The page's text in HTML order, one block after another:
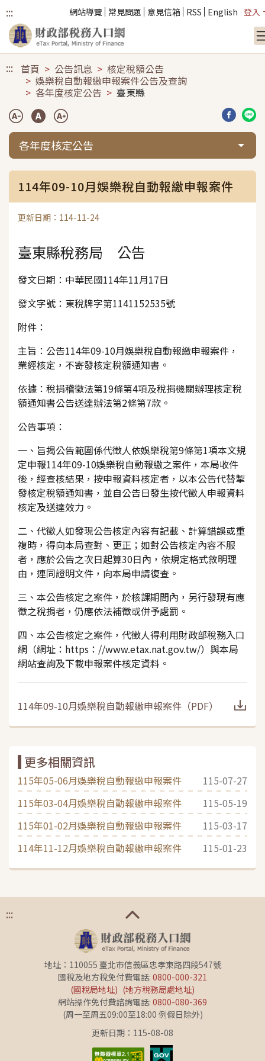
::: 網站導覽 常見問題 意見信箱 RSS English 登入
::: 首頁 公告訊息
核定稅額公告
娛樂稅自動報繳申報案件公告及查詢
各年度核定公告
臺東縣
分享到
分
各年度核定公告
114年09-10月娛樂稅自動報繳申報案件
更新日期：114-11-24
臺東縣稅務局 公告
發文日期：中華民國114年11月17日
發文字號：東稅牌字第1141152535號
附件：
主旨：公告114年09-10月娛樂稅自動報繳申報案件，
業經核定，不寄發核定稅額通知書。
依據：稅捐稽徵法第19條第4項及稅捐機關辦理核定稅
額通知書公告送達辦法第2條第7款。
公告事項：
一、旨揭公告範圍係代徵人依娛樂稅第9條第1項本文規
定申報114年09-10娛樂稅自動報繳之案件，本局收件
後，經查核結果，按申報資料核定者，以本公告代替掣
發核定稅額通知書，並自公告日發生按代徵人申報資料
核定及送達效力。
二、代徵人如發現公告核定內容有記載、計算錯誤或重
複時，得向本局查對、更正；如對公告核定內容不服
者，應於公告之次日起算30日內，依規定格式敘明理
由，連同證明文件，向本局申請復查。
三、本公告核定之案件，於核課期間內，另行發現有應
徵之稅捐者，仍應依法補徵或併予處罰。
四、本公告核定之案件，代徵人得利用財政部稅務入口
網（網址：https：//www.etax.nat.gov.tw/）與本局
網站查詢及下載申報案件核定資料。
114年09-10月娛樂稅自動報繳申報案件 （PDF）
更多相關資訊
115年05-06月娛樂稅自動報繳申報案件
115-07-27
115年03-04月娛樂稅自動報繳申報案件
115-05-19
115年01-02月娛樂稅自動報繳申報案件
115-03-17
114年11-12月娛樂稅自動報繳申報案件
115-01-23
:::
地址：110055 臺北市信義區忠孝東路四段547號
國稅及地方稅免付費電話: 0800-000-321
(國稅局地址) (地方稅務局處地址)
網站操作免付費諮詢電話: 0800-080-369
(周一至周五09:00至18:00 例假日除外)
更新日期：115-08-08